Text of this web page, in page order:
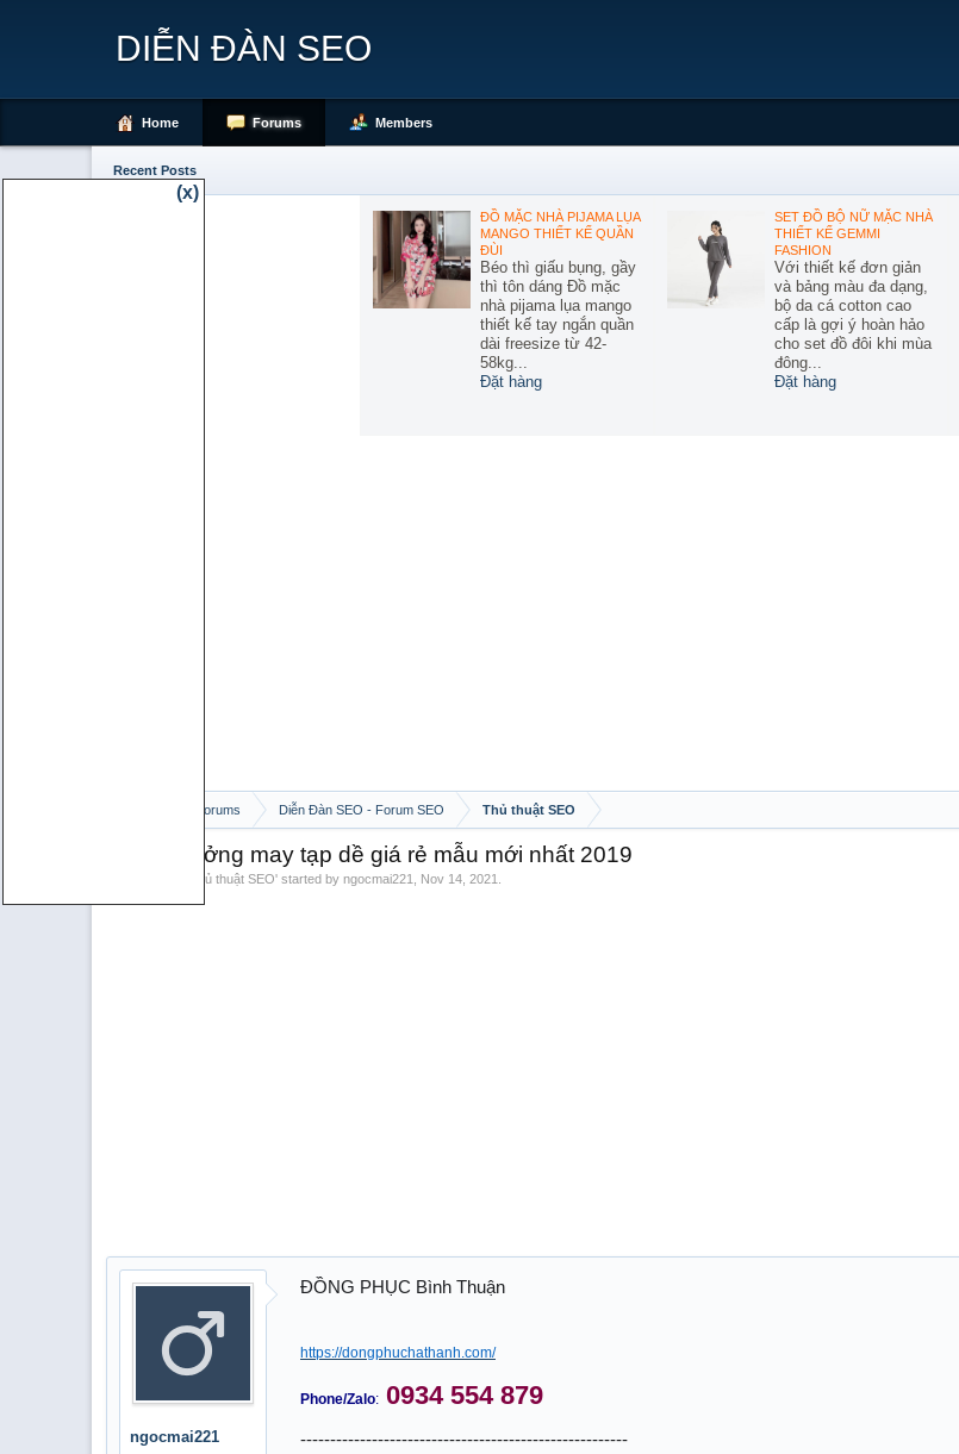
ĐỒ MẶC NHÀ PIJAMA LỤA
MANGO THIẾT KẾ QUẦN
ĐÙI
Béo thì giấu bụng, gầy
thì tôn dáng Đồ mặc
nhà pijama lụa mango
thiết kế tay ngắn quần
dài freesize từ 42-
58kg...
Đặt hàng
SET ĐỒ BỘ NỮ MẶC NHÀ
THIẾT KẾ GEMMI
FASHION
Với thiết kế đơn giản
và bảng màu đa dạng,
bộ da cá cotton cao
cấp là gợi ý hoàn hảo
cho set đồ đôi khi mùa
đông...
Đặt hàng
Forums Diễn Đàn SEO - Forum SEO Thủ thuật SEO
TDD - Xưởng may tạp dề giá rẻ mẫu mới nhất 2019
Thủ thuật SEO' started by ngocmai221 Nov 14, 2021
ngocmai221
ĐỒNG PHỤC Bình Thuận
https://dongphuchathanh.com/
Phone/Zalo: 0934 554 879
-------------------------------------------------------
DIỄN ĐÀN SEO
Home Forums
Recent Posts
Members
(x)